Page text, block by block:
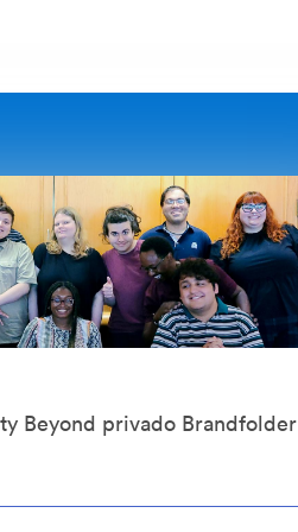
Beyond privado Brandfolder